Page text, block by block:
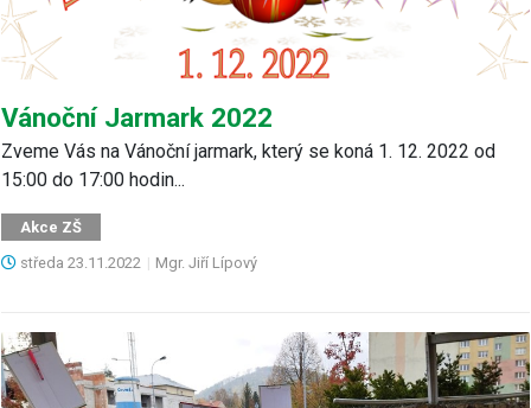
Vánoční Jarmark 2022
Zveme Vás na Vánoční jarmark, který se koná 1. 12. 2022 od
15:00 do 17:00 hodin...
Akce ZŠ
středa 23.11.2022 | Mgr. Jiří Lípový